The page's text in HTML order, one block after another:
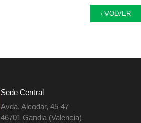
‹ VOLVER
Sede Central
Avda. Alcodar, 45-47
46701 Gandia (Valencia)